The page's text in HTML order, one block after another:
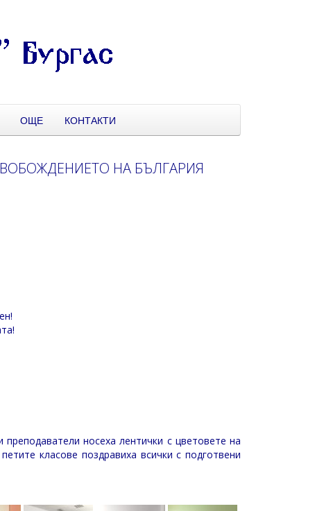
ОЩЕ КОНТАКТИ
НА БЪЛГАРИЯ
носеха лентички с цветовете на
класове поздравиха всички с подготвени